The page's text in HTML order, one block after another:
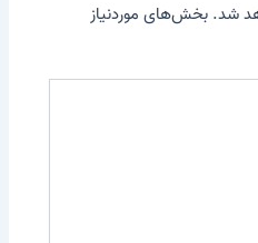
شد. بخش‌های موردنیاز